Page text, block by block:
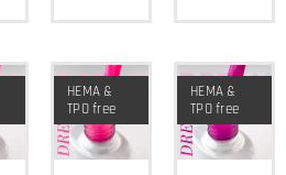
HEMA &
TPO free
HEMA &
TPO free